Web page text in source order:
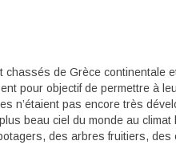
de Grèce continentale
pour objectif de permettre à
n’étaient pas encore très
beau ciel du monde au
des arbres fruitiers, des